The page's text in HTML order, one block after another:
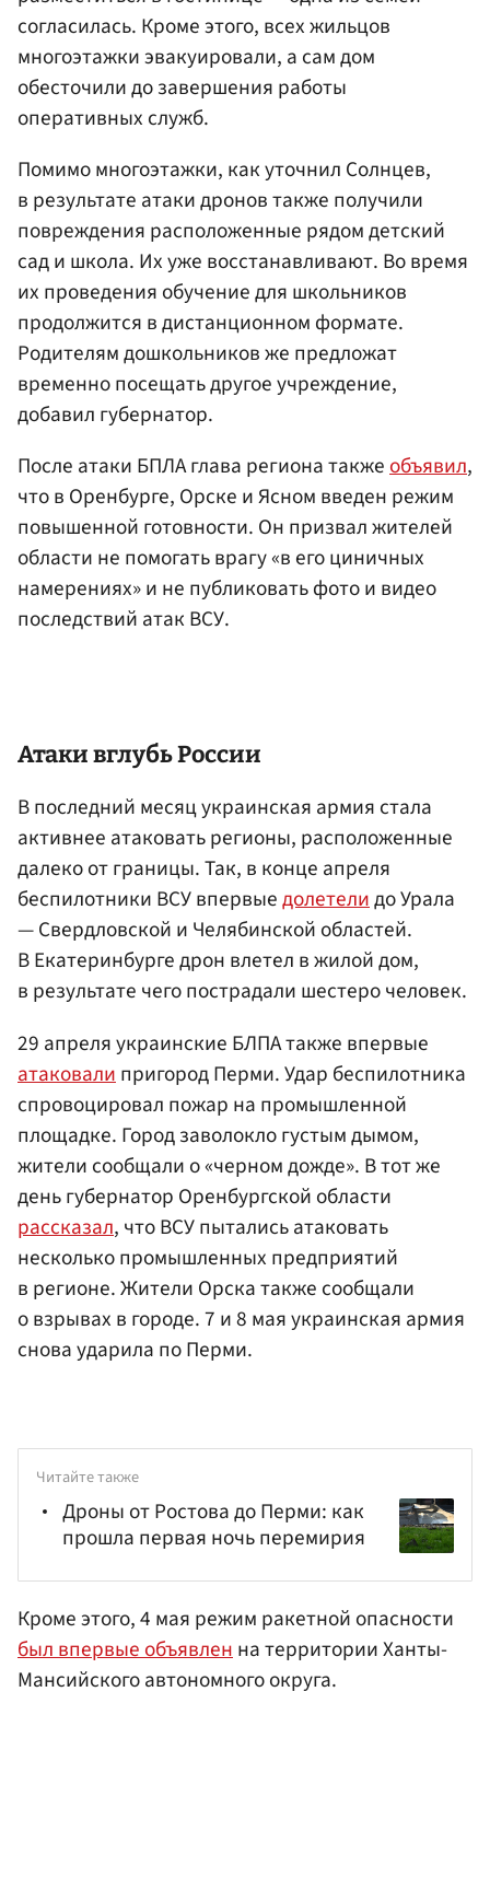
согласилась. Кроме этого, всех жильцов
многоэтажки эвакуировали, а сам дом
обесточили до завершения работы
оперативных служб.
Помимо многоэтажки, как уточнил Солнцев,
в результате атаки дронов также получили
повреждения расположенные рядом детский
сад и школа. Их уже восстанавливают. Во время
их проведения обучение для школьников
продолжится в дистанционном формате.
Родителям дошкольников же предложат
временно посещать другое учреждение,
добавил губернатор.
После атаки БПЛА глава региона такжеобъявил,
что в Оренбурге, Орске и Ясном введен режим
повышенной готовности. Он призвал жителей
области не помогать врагу «в его циничных
намерениях» и не публиковать фото и видео
последствий атак ВСУ.
Атаки вглубь России
В последний месяц украинская армия стала
активнее атаковать регионы, расположенные
далеко от границы. Так, в конце апреля
беспилотники ВСУ впервыедолетелидо Урала
— Свердловской и Челябинской областей.
В Екатеринбурге дрон влетел в жилой дом,
в результате чего пострадали шестеро человек.
29 апреля украинские БЛПА также впервые
атаковали пригород Перми. Удар беспилотника
спровоцировал пожар на промышленной
площадке. Город заволокло густым дымом,
жители сообщали о «черном дожде». В тот же
день губернатор Оренбургской области
рассказал, что ВСУ пытались атаковать
несколько промышленных предприятий
в регионе. Жители Орска также сообщали
о взрывах в городе. 7 и 8 мая украинская армия
снова ударила по Перми.
Читайте также
Дроны от Ростова до Перми: как
прошла первая ночь перемирия
Кроме этого, 4 мая режим ракетной опасности
был впервые объявленна территории Ханты-
Мансийского автономного округа.